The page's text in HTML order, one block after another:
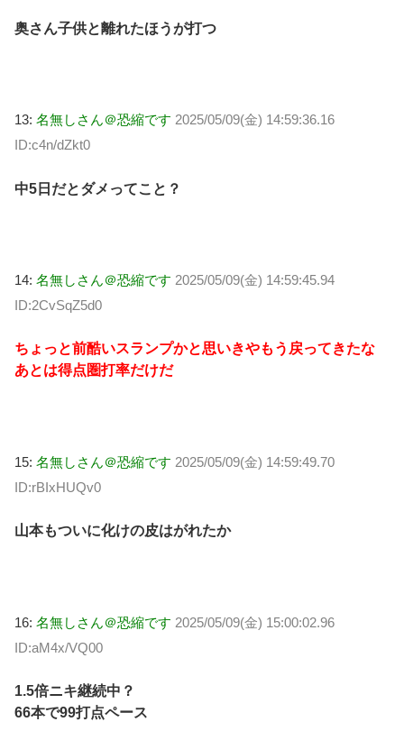
奥さん子供と離れたほうが打つ
13: 名無しさん＠恐縮です 2025/05/09(金) 14:59:36.16
ID:c4n/dZkt0
中5日だとダメってこと？
14: 名無しさん＠恐縮です 2025/05/09(金) 14:59:45.94
ID:2CvSqZ5d0
ちょっと前酷いスランプかと思いきやもう戻ってきたな
あとは得点圏打率だけだ
15: 名無しさん＠恐縮です 2025/05/09(金) 14:59:49.70
ID:rBIxHUQv0
山本もついに化けの皮はがれたか
16: 名無しさん＠恐縮です 2025/05/09(金) 15:00:02.96
ID:aM4x/VQ00
1.5倍ニキ継続中？
66本で99打点ペース